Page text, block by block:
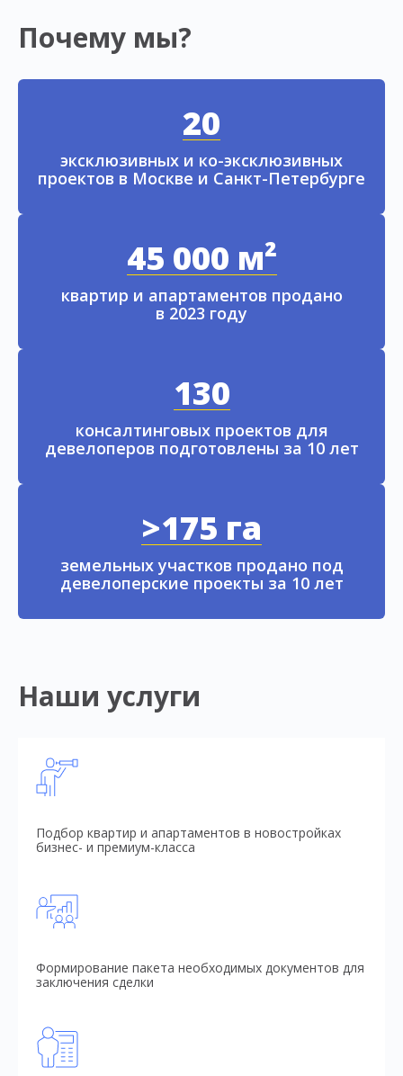
Почему мы?
20
эксклюзивных и ко-эксклюзивных
проектов в Москве и Санкт-Петербурге
45 000 м²
квартир и апартаментов продано
в 2023 году
130
консалтинговых проектов для
девелоперов подготовлены за 10 лет
>175 га
земельных участков продано под
девелоперские проекты за 10 лет
Наши услуги
Подбор квартир и апартаментов в новостройках
бизнес- и премиум-класса
Формирование пакета необходимых документов для
заключения сделки